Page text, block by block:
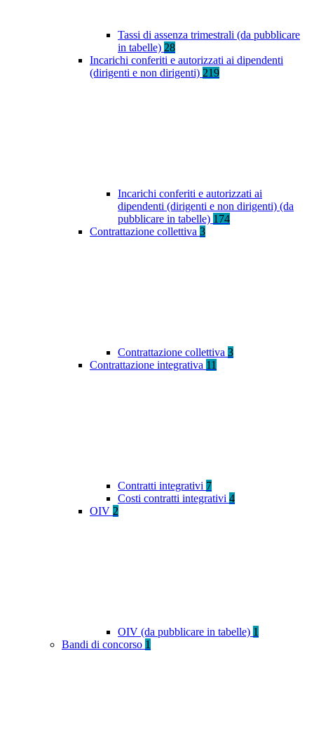
Tassi di assenza trimestrali (da pubblicare
in tabelle) 28
Incarichi conferiti e autorizzati ai dipendenti
(dirigenti e non dirigenti) 219
Incarichi conferiti e autorizzati ai
dipendenti (dirigenti e non dirigenti) (da
pubblicare in tabelle) 174
Contrattazione collettiva 3
Contrattazione collettiva 3
Contrattazione integrativa 11
Contratti integrativi 7
Costi contratti integrativi 4
OIV 2
OIV (da pubblicare in tabelle) 1
Bandi di concorso 1